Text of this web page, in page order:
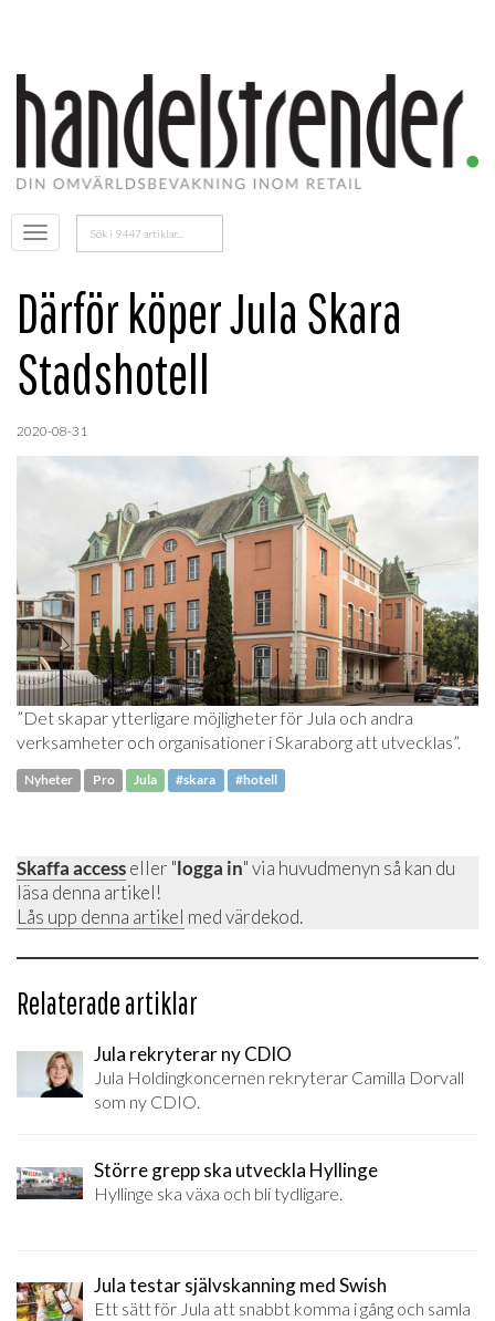
Öppna
menyn
Sök
efter:
Därför köper Jula Skara
Stadshotell
2020-08-31
”Det skapar ytterligare möjligheter för Jula och andra
verksamheter och organisationer i Skaraborg att utvecklas”.
Nyheter Pro Jula #skara #hotell
Skaffa accesseller "logga in" via huvudmenyn så kan du
läsa denna artikel!
Lås upp denna artikel med värdekod.
Relaterade artiklar
Jula rekryterar ny CDIO
Jula Holdingkoncernen rekryterar Camilla Dorvall
som ny CDIO.
Större grepp ska utveckla Hyllinge
Hyllinge ska växa och bli tydligare.
Jula testar självskanning med Swish
Ett sätt för Jula att snabbt komma i gång och samla